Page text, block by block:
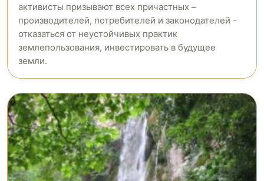
активисты призывают всех причастных –
производителей, потребителей и законодателей -
отказаться от неустойчивых практик
землепользования, инвестировать в будущее
земли.